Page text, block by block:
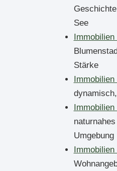
See
Stärke
Umgebung